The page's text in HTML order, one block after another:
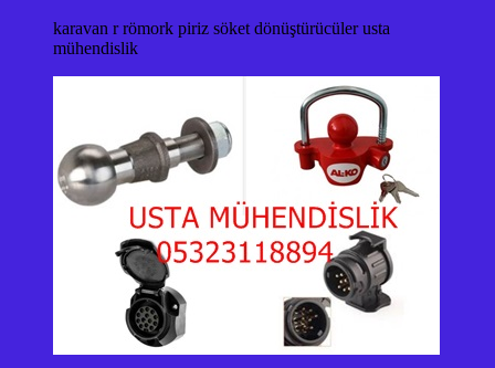
karavan r römork piriz söket dönüştürücüler usta
mühendislik